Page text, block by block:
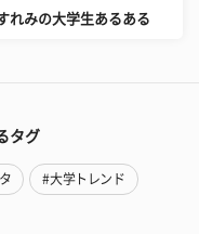
れみの大学生あるある
タグ
#大学トレンド